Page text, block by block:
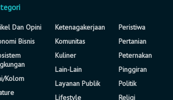
Dan Opini
Bisnis
Kolom
Ketenagakerjaan
Komunitas
Kuliner
Lain-Lain
Layanan Publik
Lifestyle
Peristiwa
Pertanian
Peternakan
Pinggiran
Politik
Religi